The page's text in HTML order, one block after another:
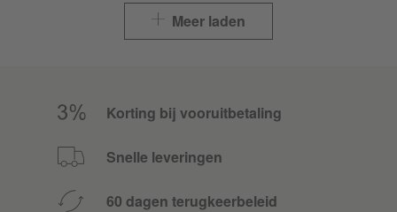
Meer laden
Korting bij vooruitbetaling
Snelle leveringen
60 dagen terugkeerbeleid